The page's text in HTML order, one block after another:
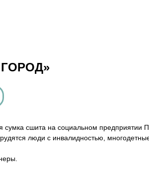
сумка сшита на социальном предприятии
люди с инвалидностью,